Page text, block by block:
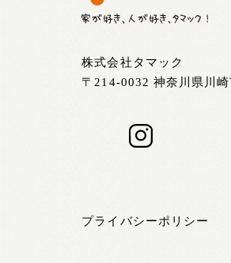
株式会社タマック
〒214-0032 神奈川県川
プライバシーポリシー